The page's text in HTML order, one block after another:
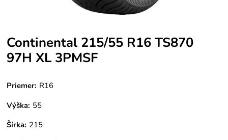
Continental 215/55 R16 TS870
97H XL 3PMSF
Priemer: R16
Výška: 55
Šírka: 215